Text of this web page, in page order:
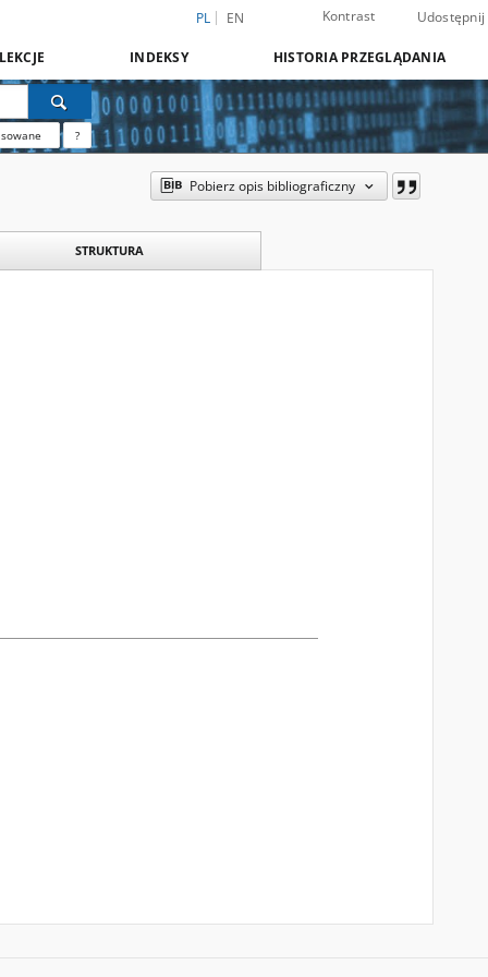
PL EN Kontrast Udostępnij
INDEKSY HISTORIA PRZEGLĄDANIA
?
Pobierz opis bibliograficzny
STRUKTURA